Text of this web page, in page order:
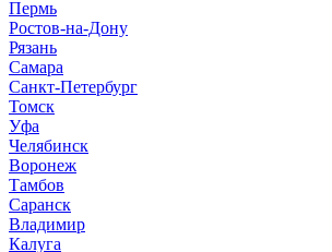
Пермь
Ростов-на-Дону
Рязань
Самара
Санкт-Петербург
Томск
Уфа
Челябинск
Воронеж
Тамбов
Саранск
Владимир
Калуга